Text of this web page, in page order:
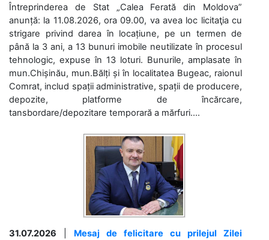
Întreprinderea de Stat „Calea Ferată din Moldova”
anunță: la 11.08.2026, ora 09.00, va avea loc licitaţia cu
strigare privind darea în locațiune, pe un termen de
până la 3 ani, a 13 bunuri imobile neutilizate în procesul
tehnologic, expuse în 13 loturi. Bunurile, amplasate în
mun.Chișinău, mun.Bălți și în localitatea Bugeac, raionul
Comrat, includ spații administrative, spații de producere,
depozite, platforme de încărcare,
tansbordare/depozitare temporară a mărfuri....
31.07.2026
Mesaj de felicitare cu prilejul Zilei